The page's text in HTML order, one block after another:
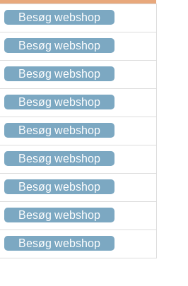
Besøg webshop
Besøg webshop
Besøg webshop
Besøg webshop
Besøg webshop
Besøg webshop
Besøg webshop
Besøg webshop
Besøg webshop